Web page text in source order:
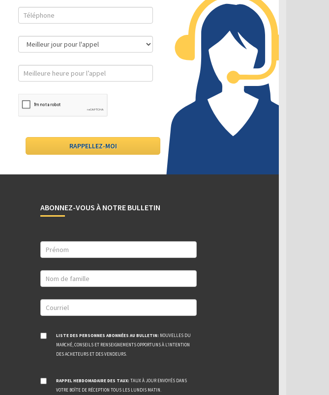
ABONNEZ-VOUS À NOTRE BULLETIN
LISTE DES PERSONNES ABONNÉES AU BULLETIN: NOUVELLES DU
MARCHÉ, CONSEILS ET RENSEIGNEMENTS OPPORTUNS À L’INTENTION
DES ACHETEURS ET DES VENDEURS.
RAPPEL HEBDOMADAIRE DES TAUX: TAUX À JOUR ENVOYÉS DANS
VOTRE BOÎTE DE RÉCEPTION TOUS LES LUNDIS MATIN.